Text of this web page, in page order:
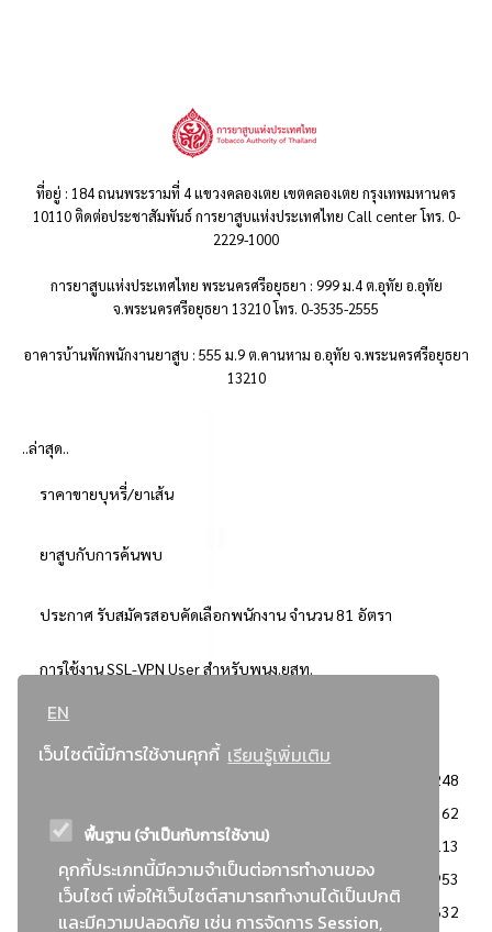
EN
เว็บไซต์นี้มีการใช้งานคุกกี้ เรียนรู้เพิ่มเติม
พื้นฐาน (จำเป็นกับการใช้งาน)
คุกกี้ประเภทนี้มีความจำเป็นต่อการทำงานของ
เว็บไซต์ เพื่อให้เว็บไซต์สามารถทำงานได้เป็นปกติ
และมีความปลอดภัย เช่น การจัดการ Session,
ที่อยู่ : 184 ถนนพระรามที่ 4 แขวงคลองเตย เขตคลองเตย กรุงเทพมหานคร
10110 ติดต่อประชาสัมพันธ์ การยาสูบแห่งประเทศไทย Call center โทร. 0-
2229-1000
การยาสูบแห่งประเทศไทย พระนครศรีอยุธยา : 999 ม.4 ต.อุทัย อ.อุทัย
จ.พระนครศรีอยุธยา 13210 โทร. 0-3535-2555
อาคารบ้านพักพนักงานยาสูบ : 555 ม.9 ต.คานหาม อ.อุทัย จ.พระนครศรีอยุธยา
13210
..ล่าสุด..
ราคาขายบุหรี่/ยาเส้น
ยาสูบกับการค้นพบ
ประกาศ รับสมัครสอบคัดเลือกพนักงาน จำนวน 81 อัตรา
การใช้งาน SSL-VPN User สำหรับพนง.ยสท.
..ยอดนิยม..
3248
2362
: วิธีเฉพาะเจาะจง
2113
ข่าวสาร/ประกาศ
1953
: เอกสารส่งเสริมความโปร่งใสในการจัดซื้อจัดจ้าง
1632